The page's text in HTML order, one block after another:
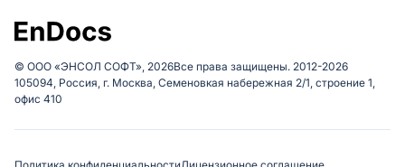
© ООО «ЭНСОЛ СОФТ», 2026Все права защищены. 2012-2026
105094, Россия, г. Москва, Семеновкая набережная 2/1, строение 1,
офис 410